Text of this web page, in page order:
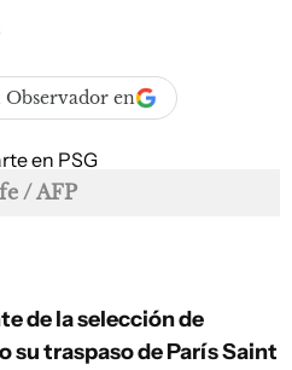
Observador en
/ AFP
de la selección de
su traspaso de París Saint